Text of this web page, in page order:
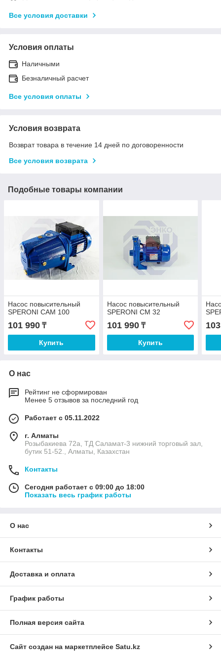
Все условия доставки
Условия оплаты
Наличными
Безналичный расчет
Все условия оплаты
Условия возврата
Возврат товара в течение 14 дней по договоренности
Все условия возврата
Подобные товары компании
Насос повысительный
SPERONI CAM 100
101 990 ₸
Купить
Насос повысительный
SPERONI CM 32
101 990₸
Купить
О нас
Рейтинг не сформирован
Менее 5 отзывов за последний год
Работает с 05.11.2022
г. Алматы
Розыбакиева 72а, ТД Саламат-3 нижний торговый зал,
бутик 51-52., Алматы, Казахстан
Контакты
Сегодня работает с 09:00 до 18:00
Показать весь график работы
О нас
Контакты
Доставка и оплата
График работы
Полная версия сайта
Сайт создан на маркетплейсе Satu.kz